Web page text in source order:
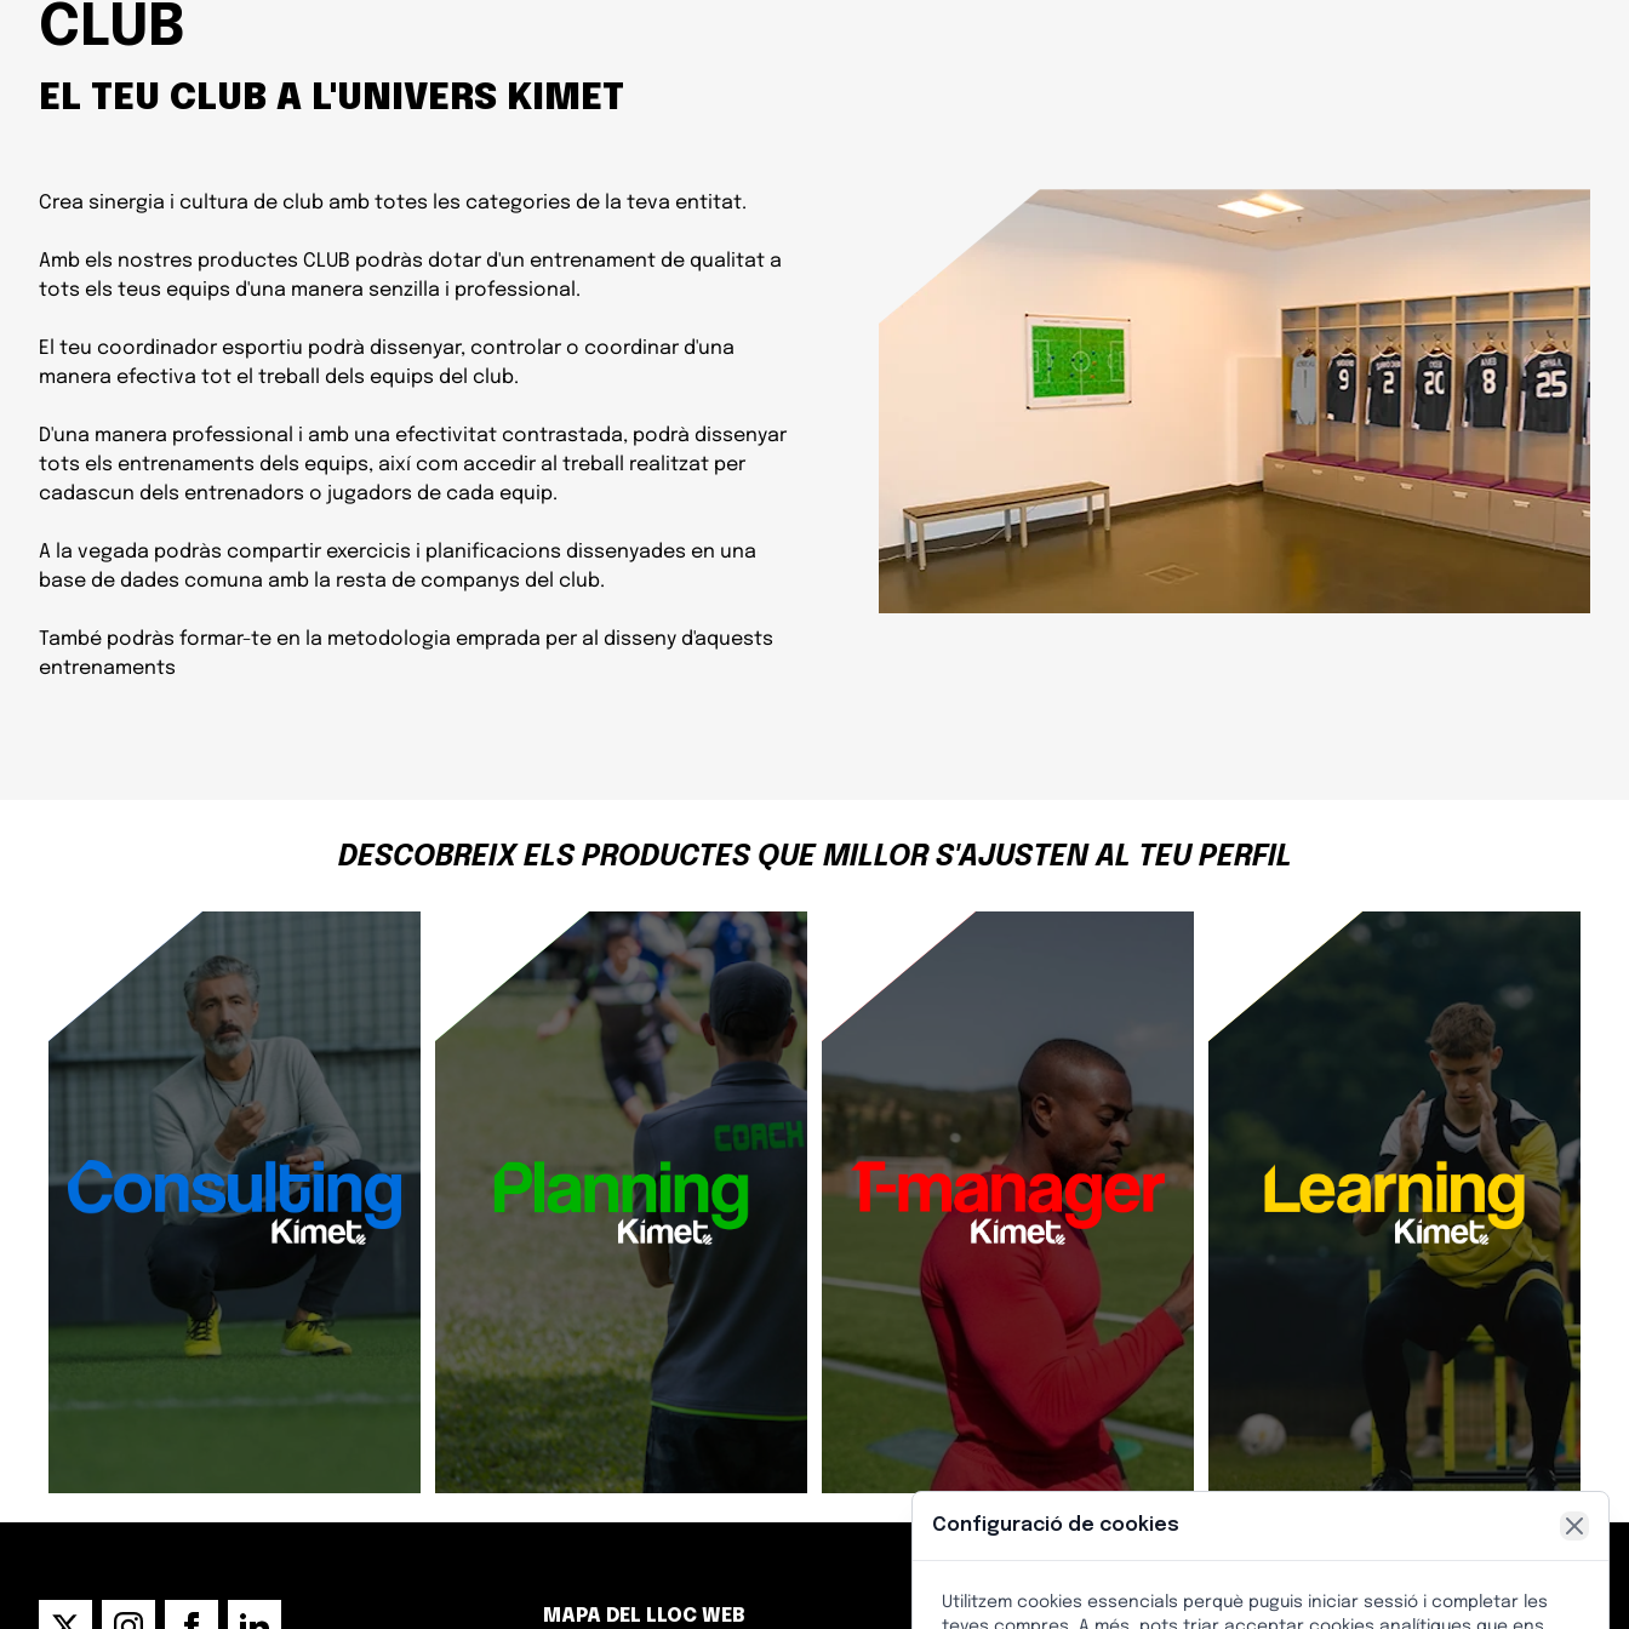
CLUB
EL TEU CLUB A L'UNIVERS KIMET
Crea sinergia i cultura de club amb totes les categories de la teva entitat.
Amb els nostres productes CLUB podràs dotar d'un entrenament de qualitat a
tots els teus equips d'una manera senzilla i professional.
El teu coordinador esportiu podrà dissenyar, controlar o coordinar d'una
manera efectiva tot el treball dels equips del club.
D'una manera professional i amb una efectivitat contrastada, podrà dissenyar
tots els entrenaments dels equips, així com accedir al treball realitzat per
cadascun dels entrenadors o jugadors de cada equip.
A la vegada podràs compartir exercicis i planificacions dissenyades en una
base de dades comuna amb la resta de companys del club.
També podràs formar-te en la metodologia emprada per al disseny d'aquests
entrenaments
DESCOBREIX ELS PRODUCTES QUE MILLOR S'AJUSTEN AL TEU PERFIL
LA QUARTA PEÇA CLAU
Des de Kimet ens preocupem que la
implementació de la nostra
Metodologia obtingui els millors
resultats en les entitats que confiïn
en ella. Per això oferim un complet i
integral
assessorament qualificat
i personalitzat
a qualsevol usuari
de la Metodologia Kimet.
En els clubs o entitats d'elit
enfortim la metodologia pròpia
de cada entitat,
assessorant i
aportant noves tendències i
sistemes d'èxit basats en projectes
PLANIFICA EL TALENT
Kimet Planning és l'
únic programari
intel·ligent
dissenyat per planificar
la temporada del teu equip.
Planifica en tan sols 5 passos
totes les sessions d'entrenament de
la temporada amb els seus
continguts i exercicis adaptats a
l'edat i el nivell.
Veure producte
VISUALITZACIÓ DIGITAL ESPORTIVA
T-manager és una pissarra tàctica
digital en aplicació web i mòbil
(Google Play i Apple Store) per
entrenaments i estratègies de joc
adaptada a onze disciplines
esportives diferents.
Amb ella podràs
dissenyar,
plantejar i explicar
al teu equip
qualsevol jugada i estratègia
d'entrenament propi o de l'Univers
Kimet.
Veure producte
[+]
APRÈN A PLANIFICAR
El nostre pla de formació Kimet
Learning ha format a
entrenadors a tot el món.
un complet
programa de cursos
d'entrenadors de futbol
en línia i
presencial basat en el nostre
Mètode Kimet.
Desenvolupa al complet les teves
habilitats en l'àmbit del futbol o de
qualsevol esport individual o
col·lectiu.
Veure producte
MAPA DEL LLOC WEB ATENCIÓ AL CLIENT
Configuració de cookies
Utilitzem cookies essencials perquè puguis iniciar sessió i completar les